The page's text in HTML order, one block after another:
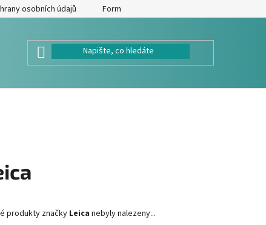
osobních údajů Formulář pro odstoupení od kupní smlouvy
produkty značky Leica nebyly nalezeny...